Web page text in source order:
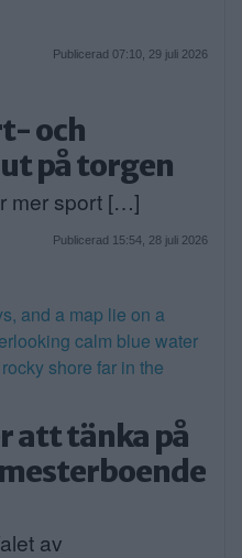
Publicerad 07:10, 29 juli 2026
och
på torgen
mer sport […]
Publicerad 15:54, 28 juli 2026
att tänka på
av